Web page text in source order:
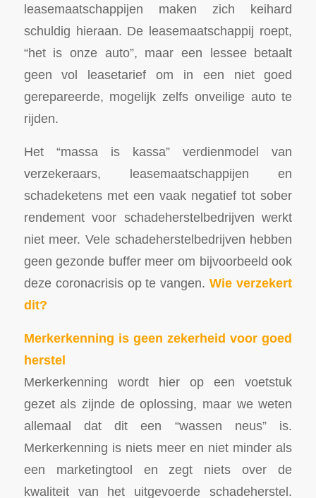
leasemaatschappijen maken zich keihard
schuldig hieraan. De leasemaatschappij roept,
“het is onze auto”, maar een lessee betaalt
geen vol leasetarief om in een niet goed
gerepareerde, mogelijk zelfs onveilige auto te
rijden.
Het “massa is kassa” verdienmodel van
verzekeraars, leasemaatschappijen en
schadeketens met een vaak negatief tot sober
rendement voor schadeherstelbedrijven werkt
niet meer. Vele schadeherstelbedrijven hebben
geen gezonde buffer meer om bijvoorbeeld ook
deze coronacrisis op te vangen.Wie verzekert
dit?
Merkerkenning is geen zekerheid voor goed
herstel
Merkerkenning wordt hier op een voetstuk
gezet als zijnde de oplossing, maar we weten
allemaal dat dit een “wassen neus” is.
Merkerkenning is niets meer en niet minder als
een marketingtool en zegt niets over de
kwaliteit van het uitgevoerde schadeherstel.